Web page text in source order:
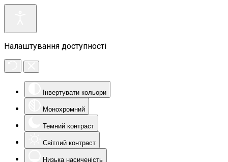
Налаштування доступності
Інвертувати кольори
Монохромний
Темний контраст
Світлий контраст
Низька насиченість